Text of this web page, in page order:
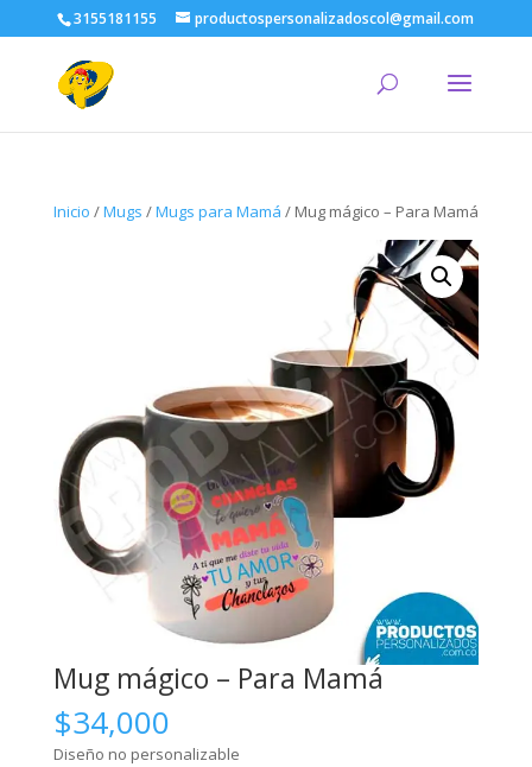
3155181155 productospersonalizadoscol@gmail.com
Inicio /Mugs /Mugs para Mamá / Mug mágico – Para Mamá
Mug mágico – Para Mamá
$34,000
Diseño no personalizable